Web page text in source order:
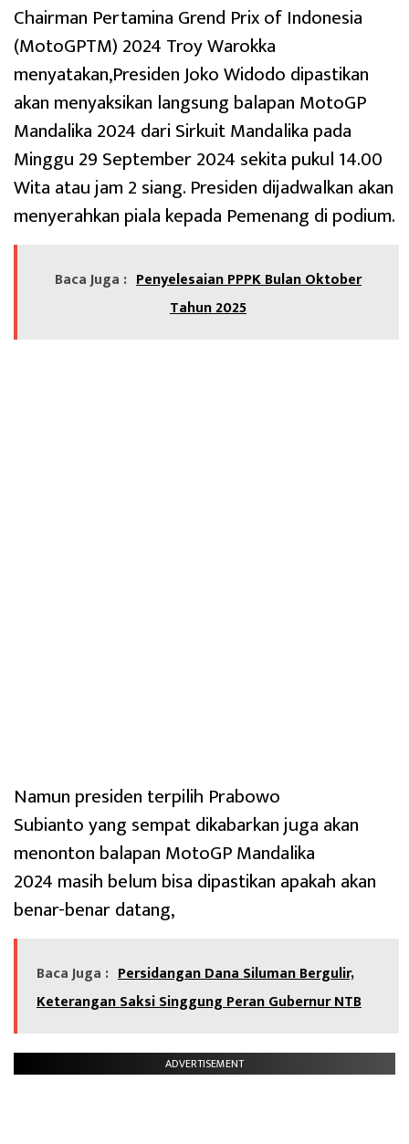
Chairman Pertamina Grend Prix of Indonesia
(MotoGPTM) 2024 Troy Warokka
menyatakan,Presiden Joko Widodo dipastikan
akan menyaksikan langsung balapan MotoGP
Mandalika 2024 dari Sirkuit Mandalika pada
Minggu 29 September 2024 sekita pukul 14.00
Wita atau jam 2 siang. Presiden dijadwalkan akan
menyerahkan piala kepada Pemenang di podium.
Baca Juga : Penyelesaian PPPK Bulan Oktober
Tahun 2025
Namun presiden terpilih Prabowo
Subianto yang sempat dikabarkan juga akan
menonton balapan MotoGP Mandalika
2024 masih belum bisa dipastikan apakah akan
benar-benar datang,
Baca Juga : Persidangan Dana Siluman Bergulir,
Keterangan Saksi Singgung Peran Gubernur NTB
ADVERTISEMENT